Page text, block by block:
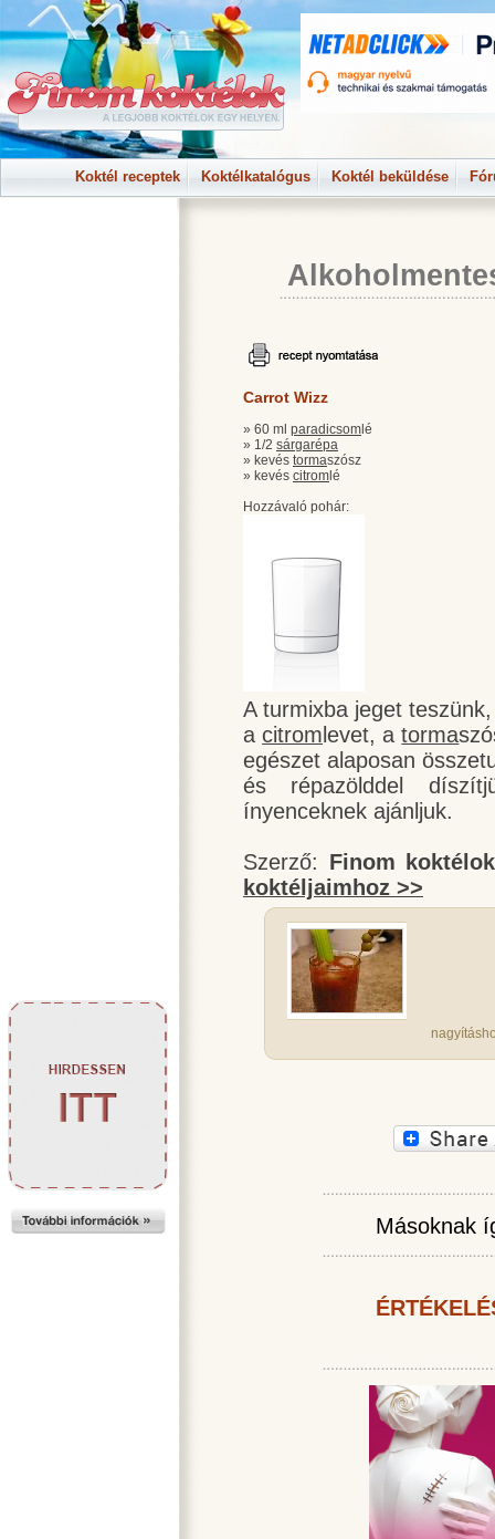
Koktél receptek Koktélkatalógus Koktél beküldése
Carrot Wizz
» 60 ml paradicsom lé
» 1/2 sárgarépa
» kevés tormaszósz
» kevés citrom lé
Hozzávaló pohár:
A turmixba jeget
acitrom levet, atorma
egészet alaposan
és répazölddel
ínyenceknek ajánljuk.
Szerző: Finom koktélok
koktéljaimhoz >>
Másoknak